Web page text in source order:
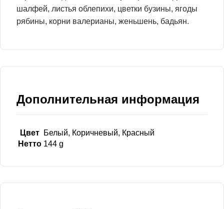
шалфей, листья облепихи, цветки бузины, ягоды
рябины, корни валерианы, женьшень, бадьян.
Дополнительная информация
Цвет Белый, Коричневый, Красный
Нетто 144 g